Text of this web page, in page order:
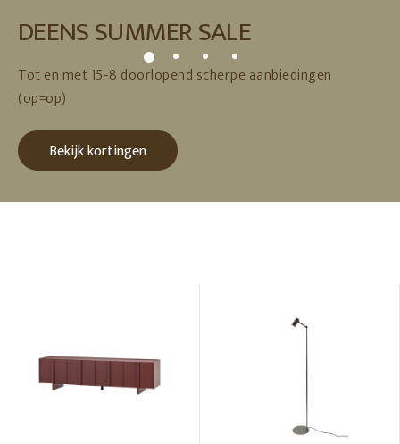
DEENS SUMMER SALE
Tot en met 15-8 doorlopend scherpe aanbiedingen
(op=op)
Bekijk kortingen